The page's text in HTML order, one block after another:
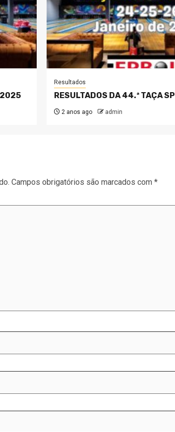
2025
Resultados
RESULTADOS DA 44.ª TAÇA SP
2 anos ago admin
Campos obrigatórios são marcados com *